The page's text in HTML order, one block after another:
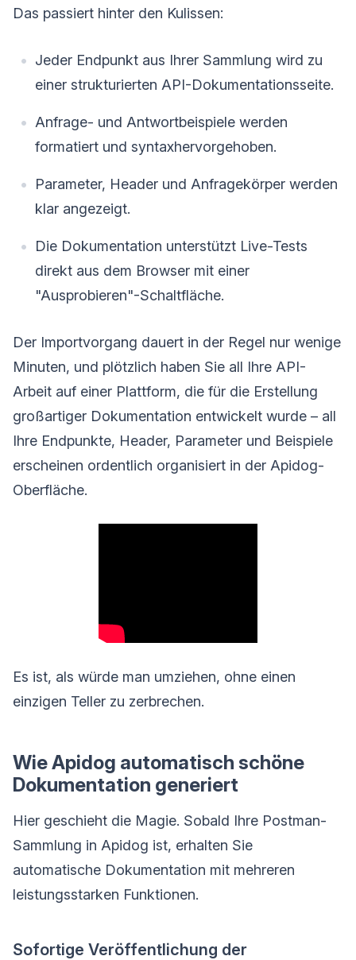
Das passiert hinter den Kulissen:
Jeder Endpunkt aus Ihrer Sammlung wird zu
einer strukturierten API-Dokumentationsseite.
Anfrage- und Antwortbeispiele werden
formatiert und syntaxhervorgehoben.
Parameter, Header und Anfragekörper werden
klar angezeigt.
Die Dokumentation unterstützt Live-Tests
direkt aus dem Browser mit einer
"Ausprobieren"-Schaltfläche.
Der Importvorgang dauert in der Regel nur wenige
Minuten, und plötzlich haben Sie all Ihre API-
Arbeit auf einer Plattform, die für die Erstellung
großartiger Dokumentation entwickelt wurde – all
Ihre Endpunkte, Header, Parameter und Beispiele
erscheinen ordentlich organisiert in der Apidog-
Oberfläche.
Es ist, als würde man umziehen, ohne einen
einzigen Teller zu zerbrechen.
Wie Apidog automatisch schöne
Dokumentation generiert
Hier geschieht die Magie. Sobald Ihre Postman-
Sammlung in Apidog ist, erhalten Sie
automatische Dokumentation mit mehreren
leistungsstarken Funktionen.
Sofortige Veröffentlichung der